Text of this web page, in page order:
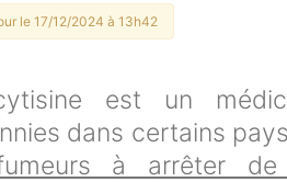
le 17/12/2024 à 13h42
est un
dans certains
à arrêter de